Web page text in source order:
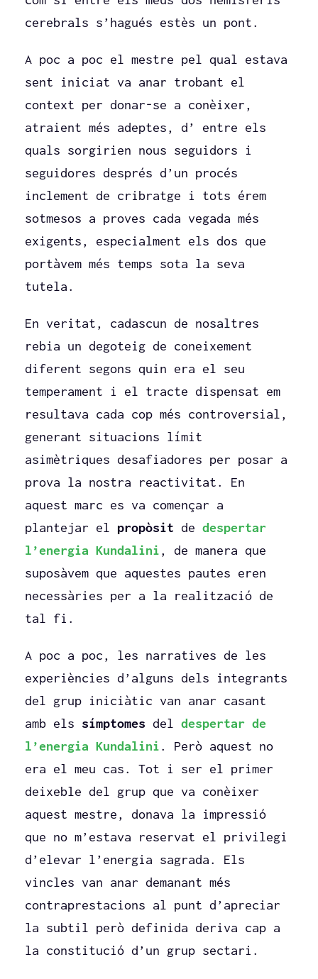
cerebrals s’hagués estès un pont.
A poc a poc el mestre pel qual estava
sent iniciat va anar trobant el
context per donar-se a conèixer,
atraient més adeptes, d’ entre els
quals sorgirien nous seguidors i
seguidores després d’un procés
inclement de cribratge i tots érem
sotmesos a proves cada vegada més
exigents, especialment els dos que
portàvem més temps sota la seva
tutela.
En veritat, cadascun de nosaltres
rebia un degoteig de coneixement
diferent segons quin era el seu
temperament i el tracte dispensat em
resultava cada cop més controversial,
generant situacions límit
asimètriques desafiadores per posar a
prova la nostra reactivitat. En
aquest marc es va començar a
plantejar el propòsit de despertar
l’energia Kundalini, de manera que
suposàvem que aquestes pautes eren
necessàries per a la realització de
tal fi.
A poc a poc, les narratives de les
experiències d’alguns dels integrants
del grup iniciàtic van anar casant
amb els símptomes del despertar de
l’energia Kundalini. Però aquest no
era el meu cas. Tot i ser el primer
deixeble del grup que va conèixer
aquest mestre, donava la impressió
que no m’estava reservat el privilegi
d’elevar l’energia sagrada. Els
vincles van anar demanant més
contraprestacions al punt d’apreciar
la subtil però definida deriva cap a
la constitució d’un grup sectari.